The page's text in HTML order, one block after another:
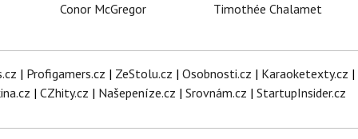
Conor McGregor
Timothée Chalamet
| Profigamers.cz | ZeStolu.cz | Osobnosti.cz | Karaoketexty.cz |
| CZhity.cz | Našepeníze.cz | Srovnám.cz | StartupInsider.cz